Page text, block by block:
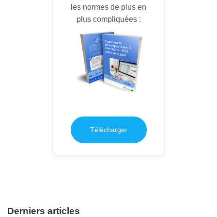
les normes de plus en
plus compliquées :
Télécharger
Derniers articles